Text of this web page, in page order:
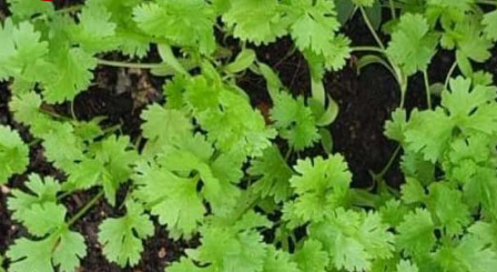
ಹಿತ್ತಲಿನಲ್ಲಿ ಹಾಕಿ